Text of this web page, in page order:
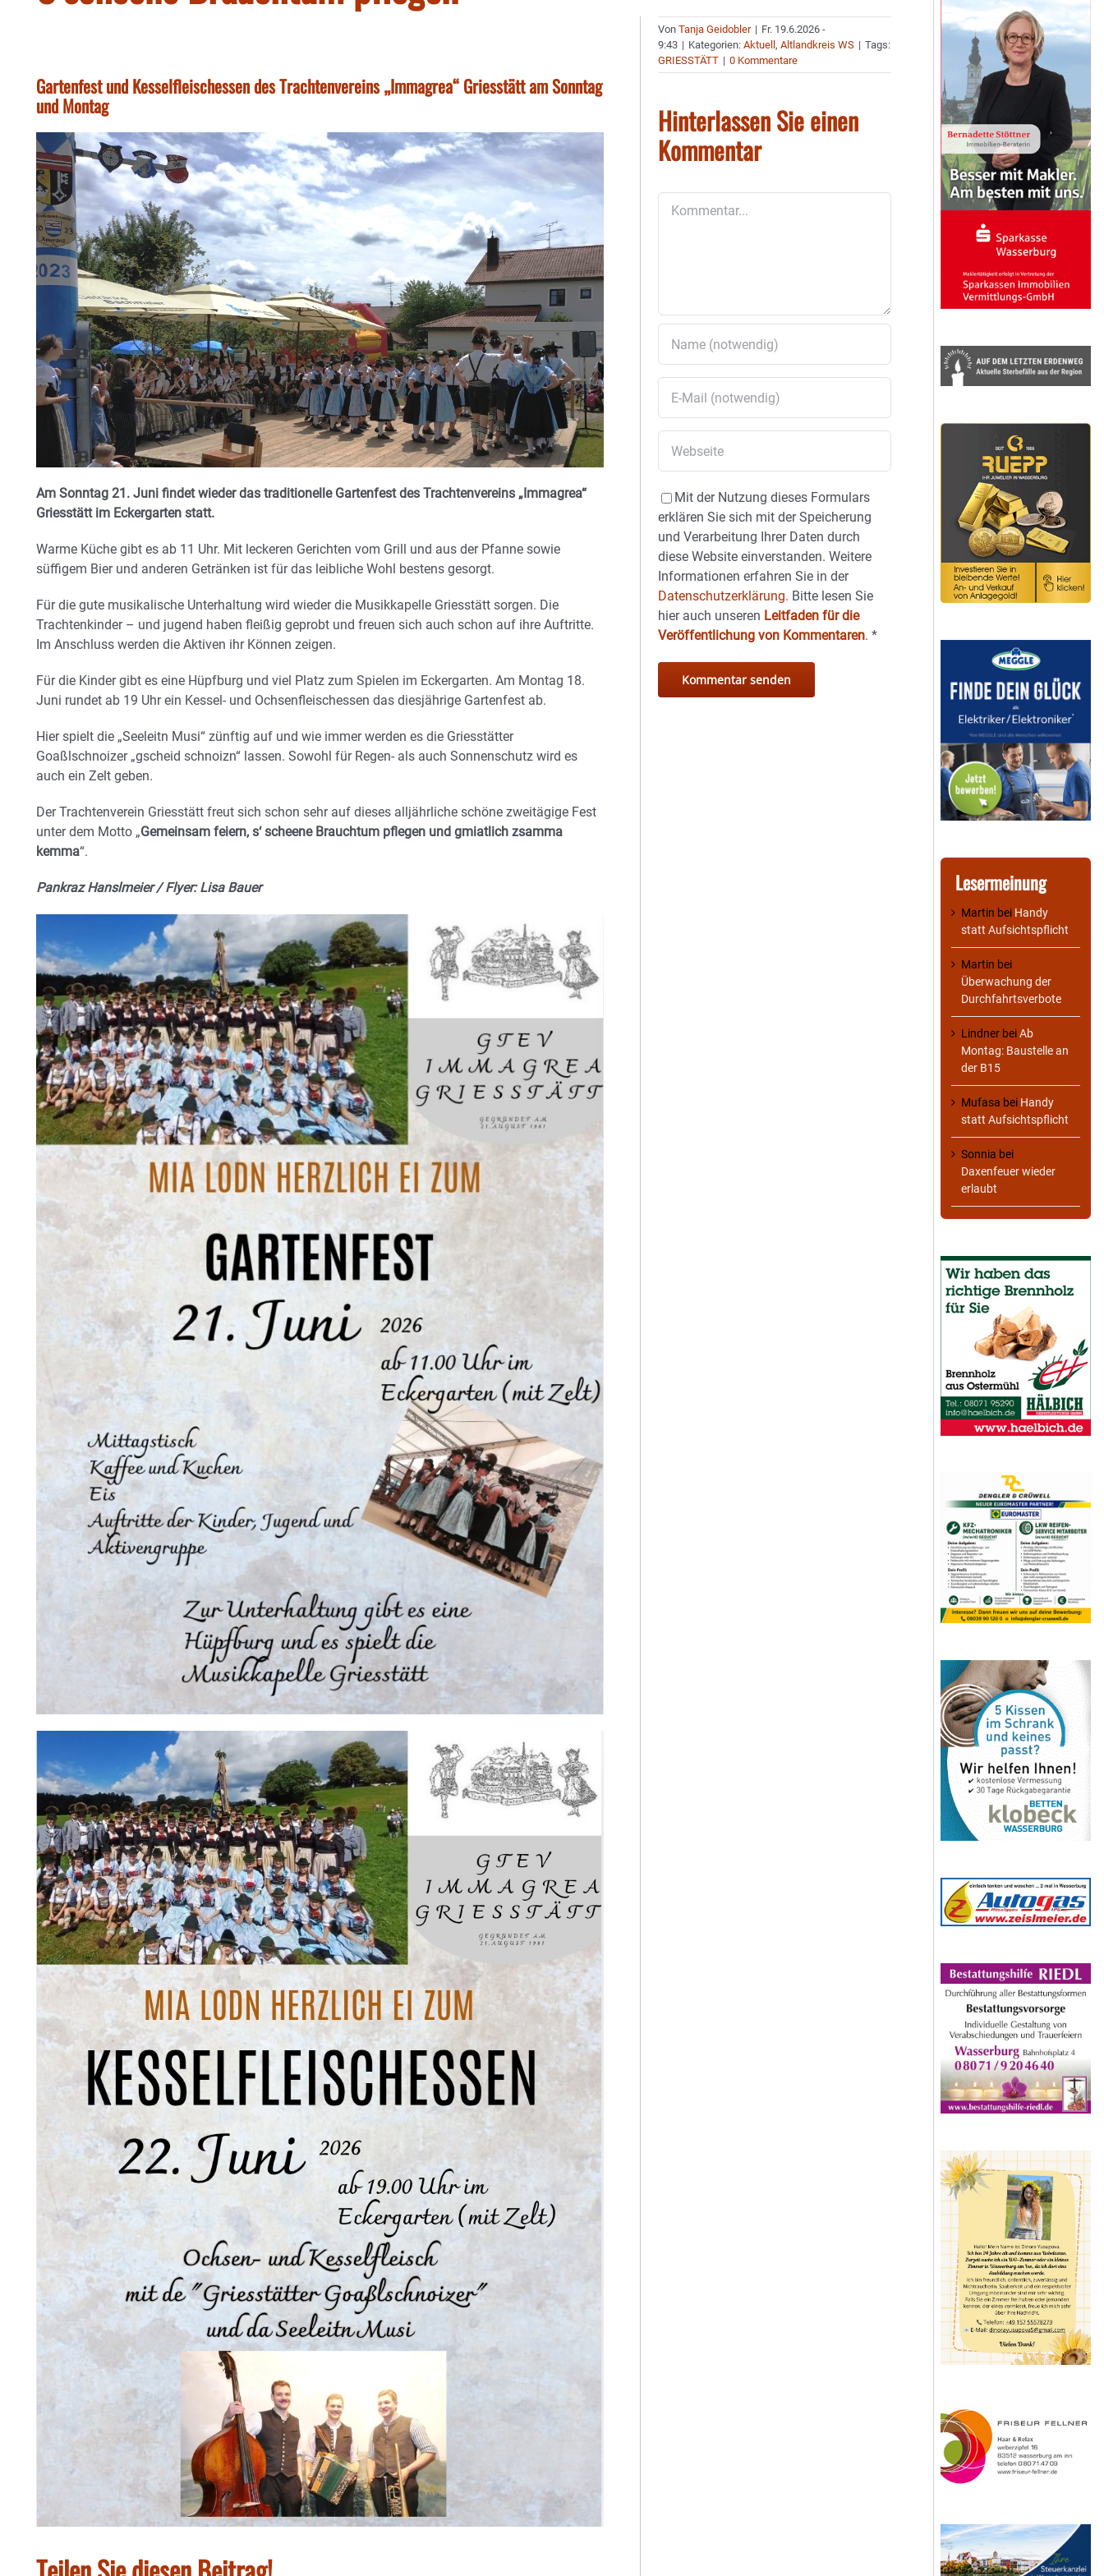
Gartenfest und Kesselfleischessen des Trachtenvereins „Immagrea“ Griesstätt am Sonntag
und Montag
Am Sonntag 21. Juni findet wieder das traditionelle Gartenfest des Trachtenvereins „Immagrea“
Griesstätt im Eckergarten statt.
Warme Küche gibt es ab 11 Uhr. Mit leckeren Gerichten vom Grill und aus der Pfanne sowie
süffigem Bier und anderen Getränken ist für das leibliche Wohl bestens gesorgt.
Für die gute musikalische Unterhaltung wird wieder die Musikkapelle Griesstätt sorgen. Die
Trachtenkinder – und jugend haben fleißig geprobt und freuen sich auch schon auf ihre Auftritte.
Im Anschluss werden die Aktiven ihr Können zeigen.
Für die Kinder gibt es eine Hüpfburg und viel Platz zum Spielen im Eckergarten. Am Montag 18.
Juni rundet ab 19 Uhr ein Kessel- und Ochsenfleischessen das diesjährige Gartenfest ab.
Hier spielt die „Seeleitn Musi“ zünftig auf und wie immer werden es die Griesstätter
Goaßlschnoizer „gscheid schnoizn“ lassen. Sowohl für Regen- als auch Sonnenschutz wird es
auch ein Zelt geben.
Der Trachtenverein Griesstätt freut sich schon sehr auf dieses alljährliche schöne zweitägige Fest
unter dem Motto „Gemeinsam feiern, s‘ scheene Brauchtum pflegen und gmiatlich zsamma
kemma“.
Pankraz Hanslmeier / Flyer: Lisa Bauer
VonTanja Geidobler | Fr. 19.6.2026 -
9:43 | Kategorien:Aktuell,Altlandkreis WS | Tags:
GRIESSTÄTT | 0 Kommentare
Hinterlassen Sie einen
Kommentar
Mit der Nutzung dieses Formulars
erklären Sie sich mit der Speicherung
und Verarbeitung Ihrer Daten durch
diese Website einverstanden. Weitere
Informationen erfahren Sie in der
Datenschutzerklärung. Bitte lesen Sie
hier auch unseren Leitfaden für die
Veröffentlichung von Kommentaren.*
Lesermeinung
Martin bei Handy
statt Aufsichtspflicht
Martin bei
Überwachung der
Durchfahrtsverbote
Lindner beiAb
Montag: Baustelle an
der B15
Mufasa bei Handy
statt Aufsichtspflicht
Sonnia bei
Daxenfeuer wieder
erlaubt